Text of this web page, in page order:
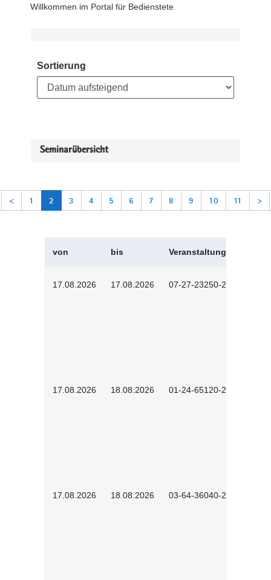
Willkommen im Portal für Bedienstete.
Sortierung
Seminarübersicht
< 1 2 3 4 5 6 7 8 9 10 11 >
von bis Veranstaltungskürzel
17.08.2026 17.08.2026 07-27-23250-2601
17.08.2026 18.08.2026 01-24-65120-2601
17.08.2026 18.08.2026 03-64-36040-2601